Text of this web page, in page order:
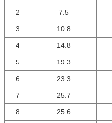
2 7.5
3 10.8
4 14.8
5 19.3
6 23.3
7 25.7
8 25.6